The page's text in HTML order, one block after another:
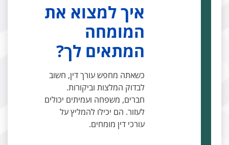
איך למצוא את
המומחה
המתאים לך?
כשאתה מחפש עורך דין, חשוב
לבדוק המלצות וביקורות.
חברים, משפחה ועמיתים יכולים
לעזור. הם יכילו להמליץ על
עורכי דין מומחים.